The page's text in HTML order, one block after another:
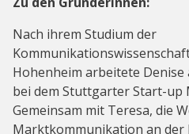
Nach ihrem Studium der
Hohenheim arbeitete
bei dem Stuttgarter Start-up
Gemeinsam mit Teresa, die
Marktkommunikation an der